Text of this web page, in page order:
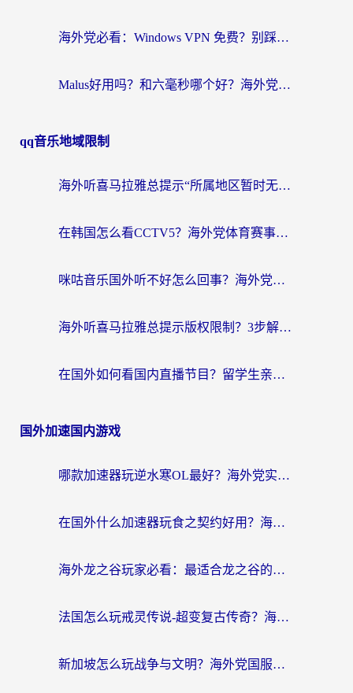
海外党必看：Windows VPN 免费？别踩坑！教你选对好用的国内加速器无缝回国
Malus好用吗？和六毫秒哪个好？海外党选回国加速器的避坑指南
qq音乐地域限制
海外听喜马拉雅总提示“所属地区暂时无版权”？这个限制解除方法亲测有效！
在韩国怎么看CCTV5？海外党体育赛事+中文解说观看终极指南
咪咕音乐国外听不好怎么回事？海外党听歌自由的终极解决方案来了
海外听喜马拉雅总提示版权限制？3步解决+2个音乐平台问题全攻略
在国外如何看国内直播节目？留学生亲测有效的追剧加速指南
国外加速国内游戏
哪款加速器玩逆水寒OL最好？海外党实测后的终极选择指南
在国外什么加速器玩食之契约好用？海外党亲测有效的国服游戏加速指南
海外龙之谷玩家必看：最适合龙之谷的加速器，解决延迟卡顿还能畅玩幻书启示录和梦幻西游？
法国怎么玩戒灵传说-超变复古传奇？海外玩家国服游戏加速终极指南
新加坡怎么玩战争与文明？海外党国服游戏加速器终极避坑指南